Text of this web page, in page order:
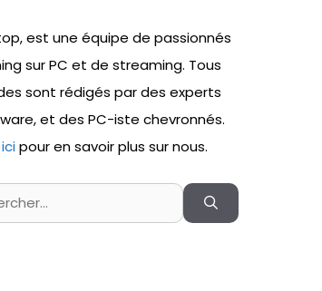
est une équipe de passionnés
sur PC et de streaming. Tous
sont rédigés par des experts
et des PC-iste chevronnés.
icipour en savoir plus sur nous.
: